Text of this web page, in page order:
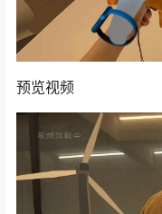
预览视频